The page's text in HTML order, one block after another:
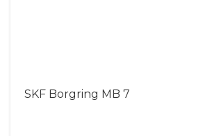
SKF Borgring MB 7